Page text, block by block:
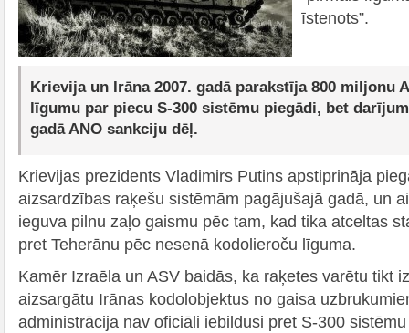
īstenots”.
Krievija un Irāna 2007. gadā parakstīja 800 miljonu
līgumu par piecu S-300 sistēmu piegādi, bet
gadā ANO sankciju dēļ.
Krievijas prezidents Vladimirs Putins apstiprināja
aizsardzības raķešu sistēmām pagājušajā gadā, un
ieguva pilnu zaļo gaismu pēc tam, kad tika atceltas
pret Teherānu pēc nesenā kodolieroču līguma.
Kamēr Izraēla un ASV baidās, ka raķetes varētu tikt
aizsargātu Irānas kodolobjektus no gaisa
administrācija nav oficiāli iebildusi pret S-300